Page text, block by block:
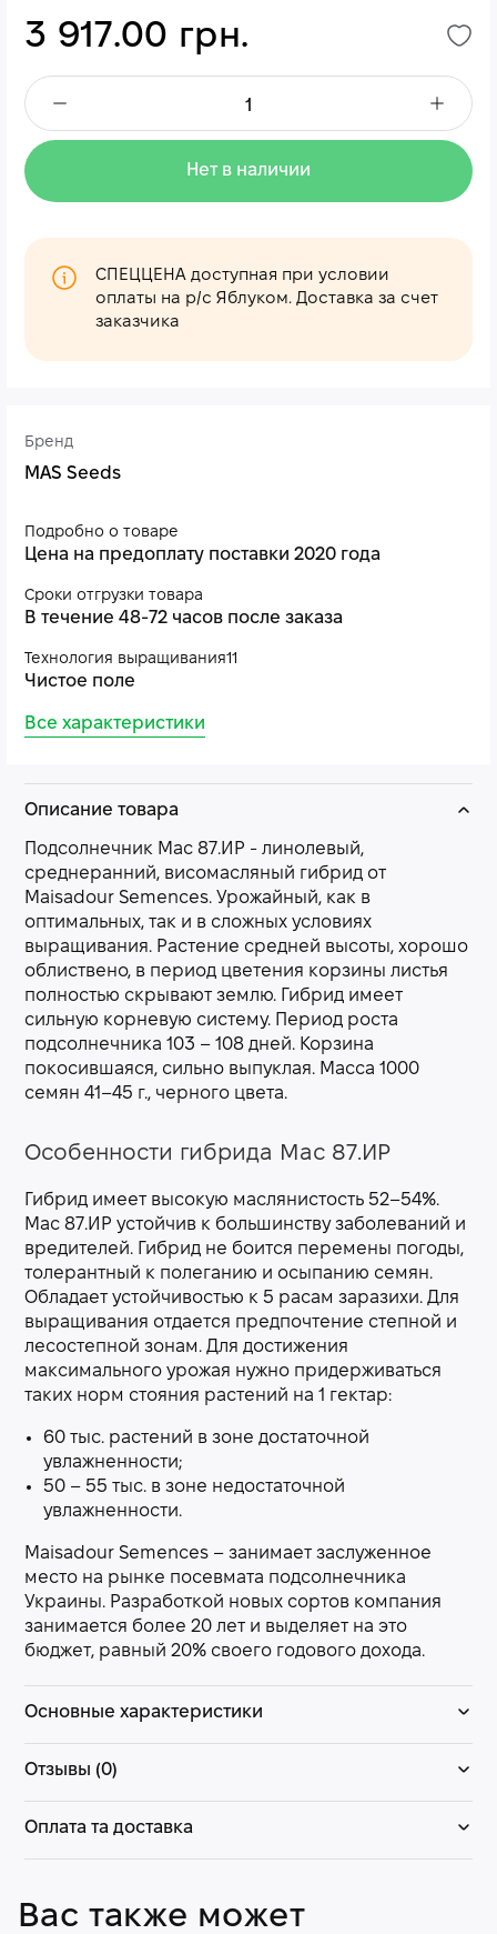
Бренд
MAS Seeds
Подробно о товаре
Цена на предоплату поставки 2020 года
Сроки отгрузки товара
В течение 48-72 часов после заказа
Технология выращивания11
Чистое поле
Все характеристики
3 917.00 грн.
Нет в наличии
СПЕЦЦЕНА доступная при условии
оплаты на р/с Яблуком. Доставка за счет
заказчика
Описание товара
Подсолнечник Мас 87.ИР - линолевый,
среднеранний, висомасляный гибрид от
Maisadour Semences. Урожайный, как в
оптимальных, так и в сложных условиях
выращивания. Растение средней высоты, хорошо
облиствено, в период цветения корзины листья
полностью скрывают землю. Гибрид имеет
сильную корневую систему. Период роста
подсолнечника 103 – 108 дней. Корзина
покосившаяся, сильно выпуклая. Масса 1000
семян 41–45 г., черного цвета.
Особенности гибрида Мас 87.ИР
Гибрид имеет высокую маслянистость 52–54%.
Мас 87.ИР устойчив к большинству заболеваний и
вредителей. Гибрид не боится перемены погоды,
толерантный к полеганию и осыпанию семян.
Обладает устойчивостью к 5 расам заразихи. Для
выращивания отдается предпочтение степной и
лесостепной зонам. Для достижения
максимального урожая нужно придерживаться
таких норм стояния растений на 1 гектар:
60 тыс. растений в зоне достаточной
увлажненности;
50 – 55 тыс. в зоне недостаточной
увлажненности.
Maisadour Semences – занимает заслуженное
место на рынке посевмата подсолнечника
Украины. Разработкой новых сортов компания
занимается более 20 лет и выделяет на это
бюджет, равный 20% своего годового дохода.
Основные характеристики
Отзывы (0)
Оплата та доставка
Вас также может